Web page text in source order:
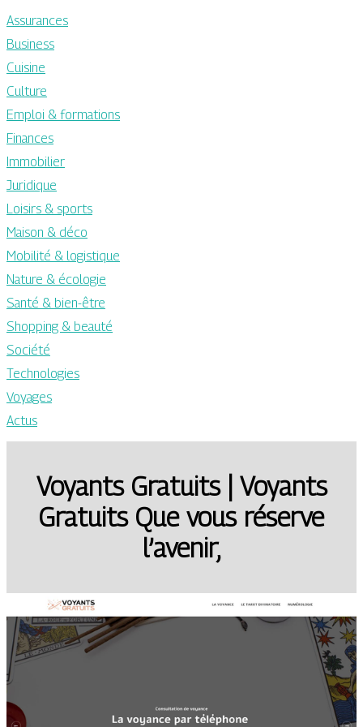
Assurances
Business
Cuisine
Culture
Emploi & formations
Finances
Immobilier
Juridique
Loisirs & sports
Maison & déco
Mobilité & logistique
Nature & écologie
Santé & bien-être
Shopping & beauté
Société
Technologies
Voyages
Actus
Voyants Gratuits | Voyants
Gratuits Que vous réserve
l’avenir,